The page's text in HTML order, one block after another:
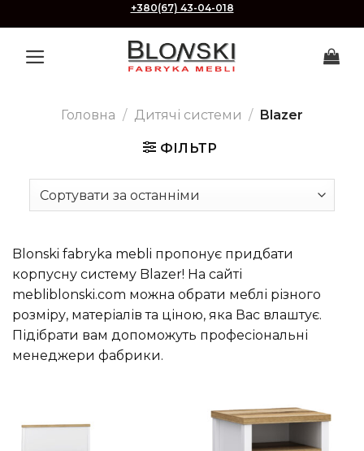
to
content
+380(67) 43-04-018
Головна / Дитячі системи / Blazer
ФІЛЬТР
Blonski fabryka mebli пропонує придбати
корпусну систему Blazer! На сайті
mebliblonski.com можна обрати меблі різного
розміру, матеріалів та ціною, яка Вас влаштує.
Підібрати вам допоможуть професіональні
менеджери фабрики.